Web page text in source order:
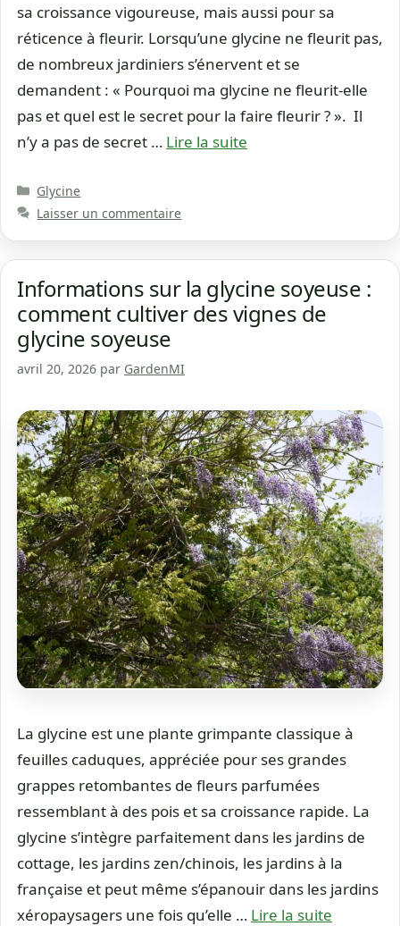
sa croissance vigoureuse, mais aussi pour sa
réticence à fleurir. Lorsqu’une glycine ne fleurit pas,
de nombreux jardiniers s’énervent et se
demandent : « Pourquoi ma glycine ne fleurit-elle
pas et quel est le secret pour la faire fleurir ? ». Il
n’y a pas de secret … Lire la suite
Catégories
Glycine
Laisser un commentaire
Informations sur la glycine soyeuse :
comment cultiver des vignes de
glycine soyeuse
avril 20, 2026 par GardenMI
La glycine est une plante grimpante classique à
feuilles caduques, appréciée pour ses grandes
grappes retombantes de fleurs parfumées
ressemblant à des pois et sa croissance rapide. La
glycine s’intègre parfaitement dans les jardins de
cottage, les jardins zen/chinois, les jardins à la
française et peut même s’épanouir dans les jardins
xéropaysagers une fois qu’elle … Lire la suite